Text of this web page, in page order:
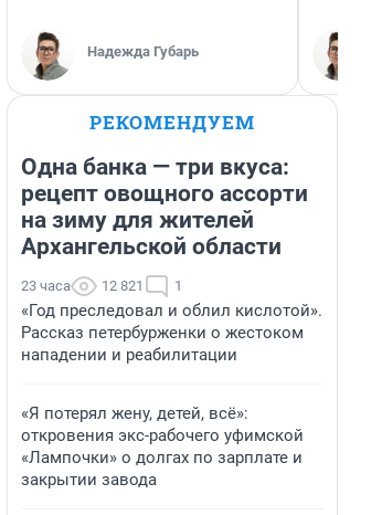
Надежда Губарь
РЕКОМЕНДУЕМ
Одна банка — три вкуса:
рецепт овощного ассорти
на зиму для жителей
Архангельской области
23 часа 12 821 1
«Год преследовал и облил кислотой».
Рассказ петербурженки о жестоком
нападении и реабилитации
«Я потерял жену, детей, всё»:
откровения экс-рабочего уфимской
«Лампочки» о долгах по зарплате и
закрытии завода